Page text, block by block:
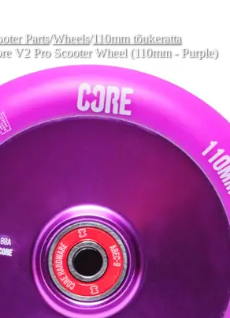
Parts/Wheels/110mm tõukeratta
V2 Pro Scooter Wheel (110mm - Purple)